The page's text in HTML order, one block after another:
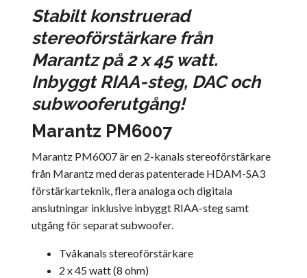
Stabilt konstruerad
stereoförstärkare från
Marantz på 2 x 45 watt.
Inbyggt RIAA-steg, DAC och
subwooferutgång!
Marantz PM6007
Marantz PM6007 är en 2-kanals stereoförstärkare
från Marantz med deras patenterade HDAM-SA3
förstärkarteknik, flera analoga och digitala
anslutningar inklusive inbyggt RIAA-steg samt
utgång för separat subwoofer.
Tvåkanals stereoförstärkare
2 x 45 watt (8 ohm)